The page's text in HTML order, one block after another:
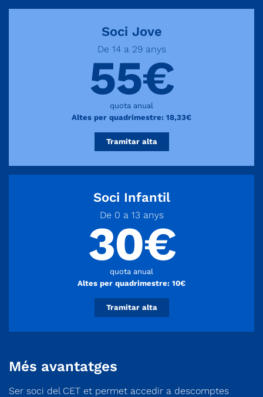
Soci Jove
De 14 a 29 anys
55€
quota anual
Altes per quadrimestre: 18,33€
Tramitar alta
Soci Infantil
De 0 a 13 anys
30€
quota anual
Altes per quadrimestre: 10€
Tramitar alta
Més avantatges
Ser soci del CET et permet accedir a descomptes